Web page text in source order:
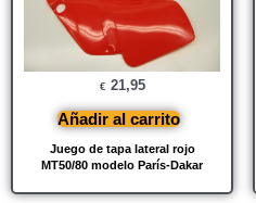
Juego de tapa lateral rojo
MT50/80 modelo París-Dakar
€ 21,95
Añadir al carrito